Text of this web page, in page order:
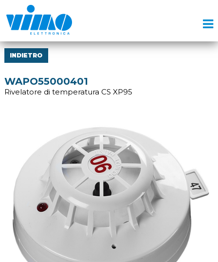
INDIETRO
WAPO55000401
Rivelatore di temperatura CS XP95